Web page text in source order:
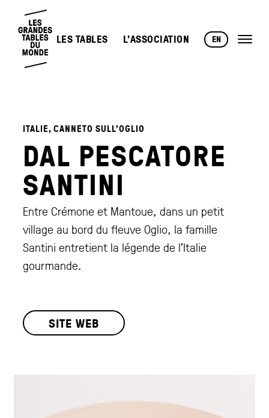
LES TABLES L’ASSOCIATION EN
ITALIE, CANNETO SULL’OGLIO
DAL PESCATORE
SANTINI
Entre Crémone et Mantoue, dans un petit
village au bord du fleuve Oglio, la famille
Santini entretient la légende de l’Italie
gourmande.
SITE WEB